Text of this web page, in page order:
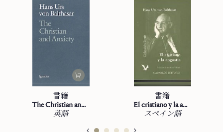
書籍
The Christian and Anxiety
英語
書籍
El cristiano y la angustia
スペイン語